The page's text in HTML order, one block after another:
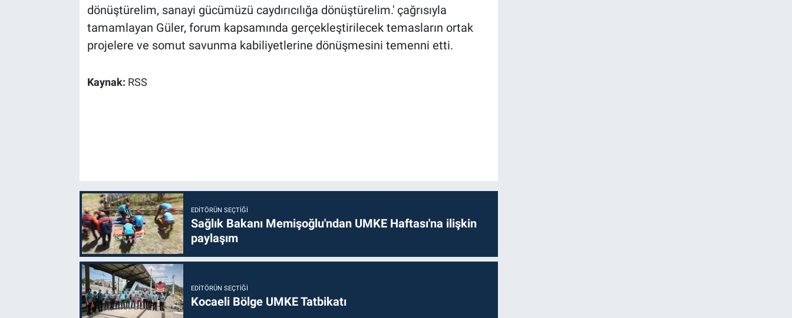
dönüştürelim, sanayi gücümüzü caydırıcılığa dönüştürelim.' çağrısıyla
tamamlayan Güler, forum kapsamında gerçekleştirilecek temasların ortak
projelere ve somut savunma kabiliyetlerine dönüşmesini temenni etti.
Kaynak: RSS
EDITÖRÜN SEÇTIĞI
Sağlık Bakanı Memişoğlu'ndan UMKE Haftası'na ilişkin
paylaşım
EDITÖRÜN SEÇTIĞI
Kocaeli Bölge UMKE Tatbikatı